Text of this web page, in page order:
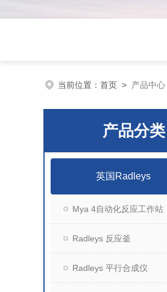
当前位置： 首页 > 产品中心
产品分类
英国Radleys
Mya 4自动化反应工作站
Radleys 反应釜
Radleys 平行合成仪